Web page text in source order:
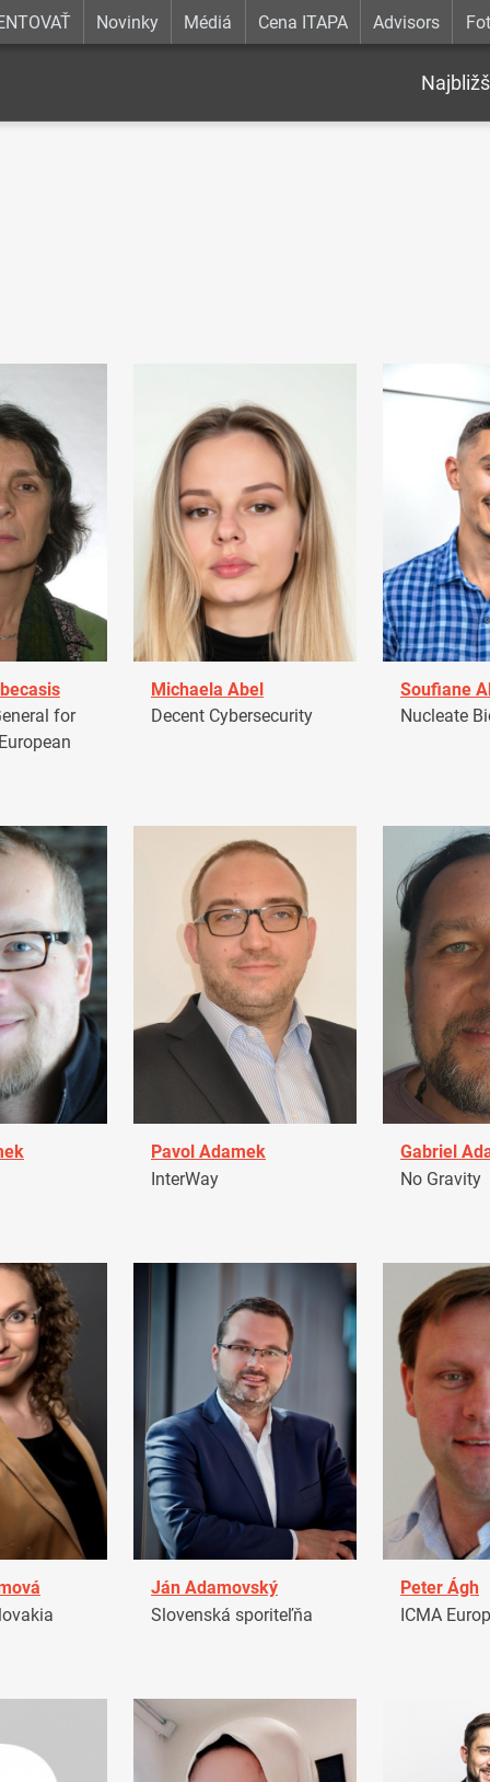
Novinky Médiá Cena ITAPA Advisors
for
Michaela Abel
Decent Cybersecurity
Soufiane
Nucleate
Pavol Adamek
InterWay
Gabriel
No Gravity
Ján Adamovský
Slovenská sporiteľňa
Peter Ágh
ICMA